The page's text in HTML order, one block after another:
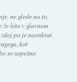
ne glede na to,
leta v glavnem
pa je naenkrat
kot
so uspešno